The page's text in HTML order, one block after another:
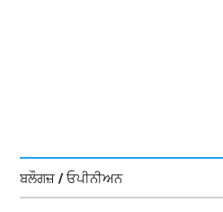
ਬਲੌਗਜ਼ / ਓਪੀਨੀਅਨ